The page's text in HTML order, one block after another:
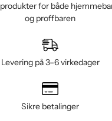
for både
og proffbaren
Levering på 3–6 virkedager
Sikre betalinger